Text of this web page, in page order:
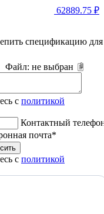
62889.75 ₽
спецификацию для
Файл: не выбран
с политикой
Контактный
почта*
с политикой